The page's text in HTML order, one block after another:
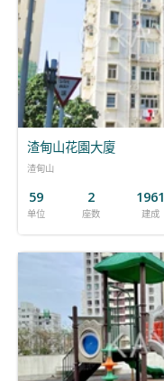
渣甸山花園大廈
渣甸山
59
单位
2
座数
1961
建成